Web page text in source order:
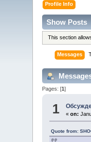
Profile Info
Show Posts
This section
Messages
Pages: [1]
1 «on:
Quote from: